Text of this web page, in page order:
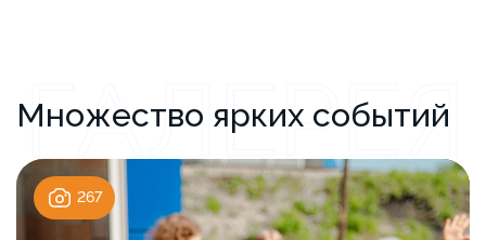
ГАЛЕРЕЯ
Множество ярких событий
267